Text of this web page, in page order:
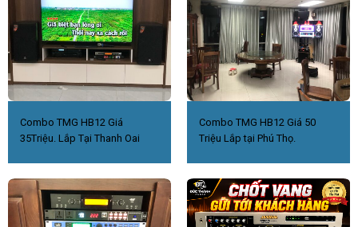
Combo TMG HB12 Giá
35Triệu. Lắp Tại Thanh Oai
Combo TMG HB12 Giá 50
Triệu Lắp tại Phú Thọ.